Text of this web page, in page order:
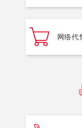
网络代